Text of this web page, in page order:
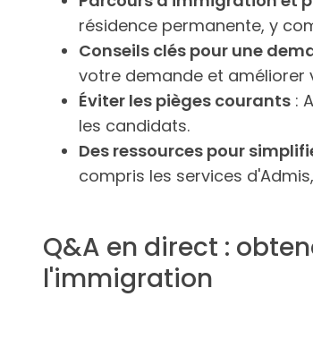
résidence permanente, y
Conseils clés pour une
votre demande et améliorer
Éviter les pièges courants :
les candidats.
Des ressources pour
compris les services
Q&A en direct :
l'immigration